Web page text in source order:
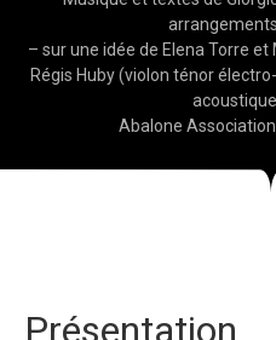
– sur une idée de Elena Torre
Régis Huby (violon ténor
Abalone
Présentation